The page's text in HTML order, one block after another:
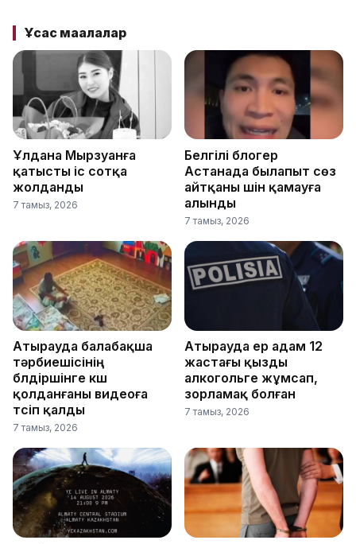
Ұқсас мақалалар
Ұлдана Мырзуанға
қатысты іс сотқа
жолданды
7 тамыз, 2026
Белгілі блогер
Астанада былапыт сөз
айтқаны үшін қамауға
алынды
7 тамыз, 2026
Атырауда балабақша
тәрбиешісінің
бүлдіршінге күш
қолданғаны видеоға
түсіп қалды
7 тамыз, 2026
Атырауда ер адам 12
жастағы қызды
алкогольге жұмсап,
зорламақ болған
7 тамыз, 2026